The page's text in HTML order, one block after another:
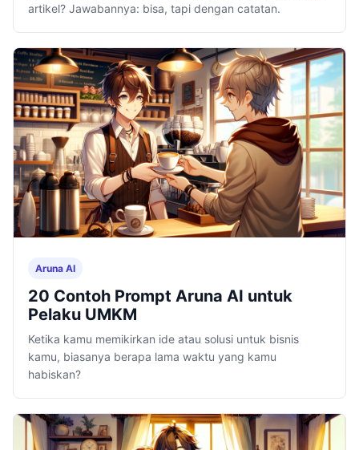
artikel? Jawabannya: bisa, tapi dengan catatan.
Aruna AI
20 Contoh Prompt Aruna AI untuk
Pelaku UMKM
Ketika kamu memikirkan ide atau solusi untuk bisnis
kamu, biasanya berapa lama waktu yang kamu
habiskan?